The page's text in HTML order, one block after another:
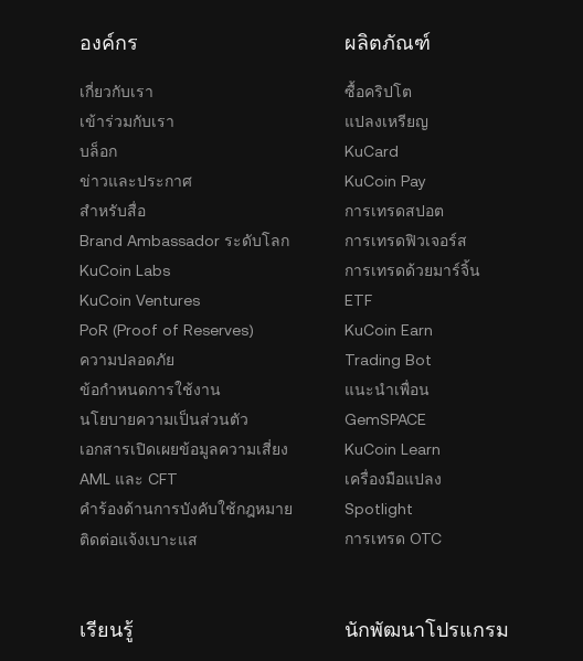
องค์กร
เกี่ยวกับเรา
เข้าร่วมกับเรา
บล็อก
ข่าวและประกาศ
สำหรับสื่อ
Brand Ambassador ระดับโลก
KuCoin Labs
KuCoin Ventures
PoR (Proof of Reserves)
ความปลอดภัย
ข้อกำหนดการใช้งาน
นโยบายความเป็นส่วนตัว
เอกสารเปิดเผยข้อมูลความเสี่ยง
AML และ CFT
คำร้องด้านการบังคับใช้กฎหมาย
ติดต่อแจ้งเบาะแส
ผลิตภัณฑ์
ซื้อคริปโต
แปลงเหรียญ
KuCard
KuCoin Pay
การเทรดสปอต
การเทรดฟิวเจอร์ส
การเทรดด้วยมาร์จิ้น
ETF
KuCoin Earn
Trading Bot
แนะนำเพื่อน
GemSPACE
KuCoin Learn
เครื่องมือแปลง
Spotlight
การเทรด OTC
เรียนรู้ นักพัฒนาโปรแกรม